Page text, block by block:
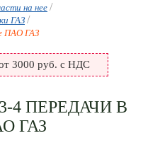
на нее /
ГАЗ /
ПАО ГАЗ
3000 руб. с НДС
4 ПЕРЕДАЧИ В
ГАЗ